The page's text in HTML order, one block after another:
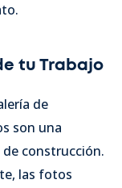
tu Trabajo
de
son una
construcción.
las fotos